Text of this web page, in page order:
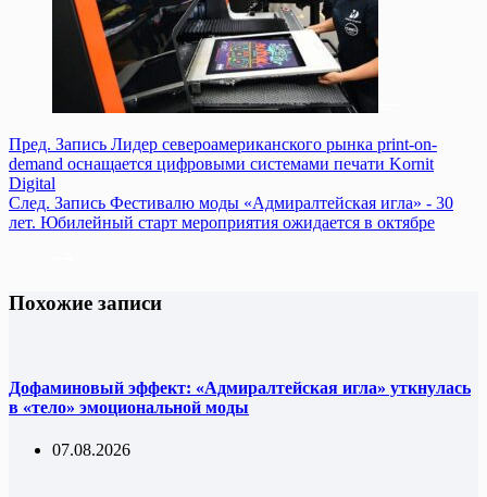
Пред. Запись Лидер североамериканского рынка print-on-
demand оснащается цифровыми системами печати Kornit
Digital
След. Запись Фестивалю моды «Адмиралтейская игла» - 30
лет. Юбилейный старт мероприятия ожидается в октябре
Похожие записи
Дофаминовый эффект: «Адмиралтейская игла» уткнулась
в «тело» эмоциональной моды
07.08.2026